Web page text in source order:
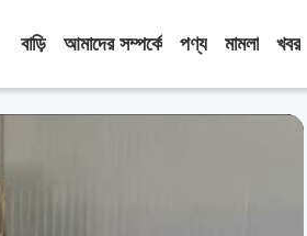
বাড়ি আমাদের সম্পর্কে পণ্য মামলা খবর